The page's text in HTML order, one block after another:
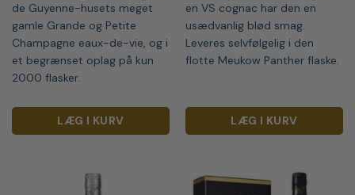
de Guyenne-husets meget
gamle Grande og Petite
Champagne eaux-de-vie, og i
et begrænset oplag på kun
2000 flasker.
LÆG I KURV
en VS cognac har den en
usædvanlig blød smag.
Leveres selvfølgelig i den
flotte Meukow Panther flaske.
LÆG I KURV